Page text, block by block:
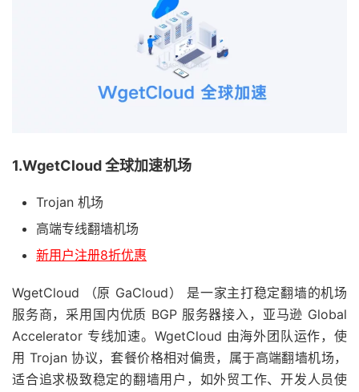
1.WgetCloud 全球加速机场
Trojan 机场
高端专线翻墙机场
新用户注册8折优惠
WgetCloud （原 GaCloud） 是一家主打稳定翻墙的机场
服务商，采用国内优质 BGP 服务器接入，亚马逊 Global
Accelerator 专线加速。WgetCloud 由海外团队运作，使
用 Trojan 协议，套餐价格相对偏贵，属于高端翻墙机场，
适合追求极致稳定的翻墙用户，如外贸工作、开发人员使